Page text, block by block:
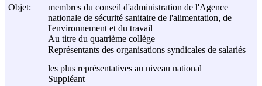
Objet:
membres du conseil d'administration de l'Agence
nationale de sécurité sanitaire de l'alimentation, de
l'environnement et du travail
Au titre du quatrième collège
Représentants des organisations syndicales de salariés
les plus représentatives au niveau national
Suppléant